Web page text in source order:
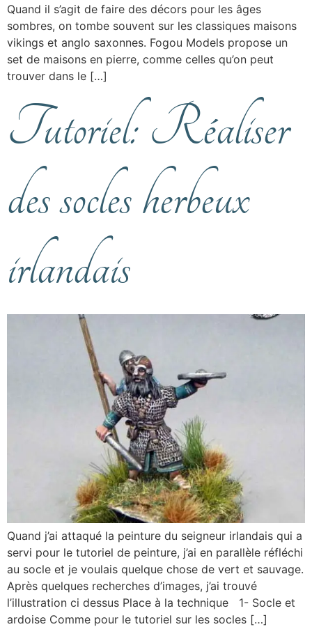
Quand il s’agit de faire des décors pour les âges
sombres, on tombe souvent sur les classiques maisons
vikings et anglo saxonnes. Fogou Models propose un
set de maisons en pierre, comme celles qu’on peut
trouver dans le […]
Tutoriel: Réaliser
des socles herbeux
irlandais
Quand j’ai attaqué la peinture du seigneur irlandais qui a
servi pour le tutoriel de peinture, j’ai en parallèle réfléchi
au socle et je voulais quelque chose de vert et sauvage.
Après quelques recherches d’images, j’ai trouvé
l’illustration ci dessus Place à la technique 1- Socle et
ardoise Comme pour le tutoriel sur les socles […]